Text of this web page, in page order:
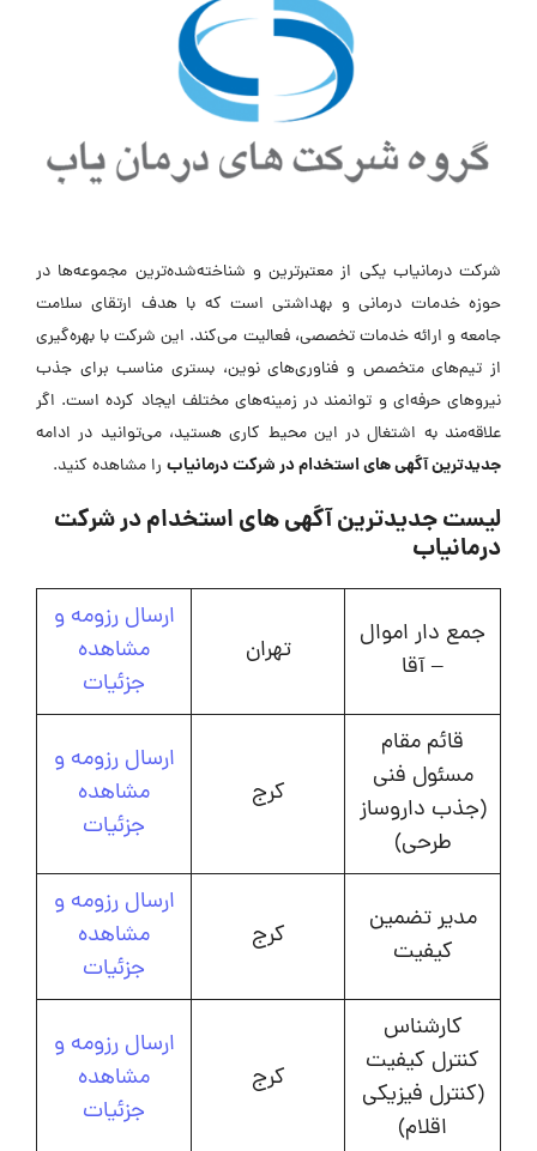
شرکت درمانیاب یکی از معتبرترین و شناخته‌شده‌ترین مجموعه‌ها در
حوزه خدمات درمانی و بهداشتی است که با هدف ارتقای سلامت
جامعه و ارائه خدمات تخصصی، فعالیت می‌کند. این شرکت با بهره‌گیری
از تیم‌های متخصص و فناوری‌های نوین، بستری مناسب برای جذب
نیروهای حرفه‌ای و توانمند در زمینه‌های مختلف ایجاد کرده است. اگر
علاقه‌مند به اشتغال در این محیط کاری هستید، می‌توانید در ادامه
جدیدترین آگهی های استخدام در شرکت درمانیاب را مشاهده کنید.
لیست جدیدترین آگهی های استخدام در شرکت
درمانیاب
جمع دار اموال
– آقا
تهران
ارسال رزومه و
مشاهده
جزئیات
قائم مقام
مسئول فنی
(جذب داروساز
طرحی)
کرج
ارسال رزومه و
مشاهده
جزئیات
مدیر تضمین
کیفیت
کرج
ارسال رزومه و
مشاهده
جزئیات
کارشناس
کنترل کیفیت
(کنترل فیزیکی
اقلام)
کرج
ارسال رزومه و
مشاهده
جزئیات